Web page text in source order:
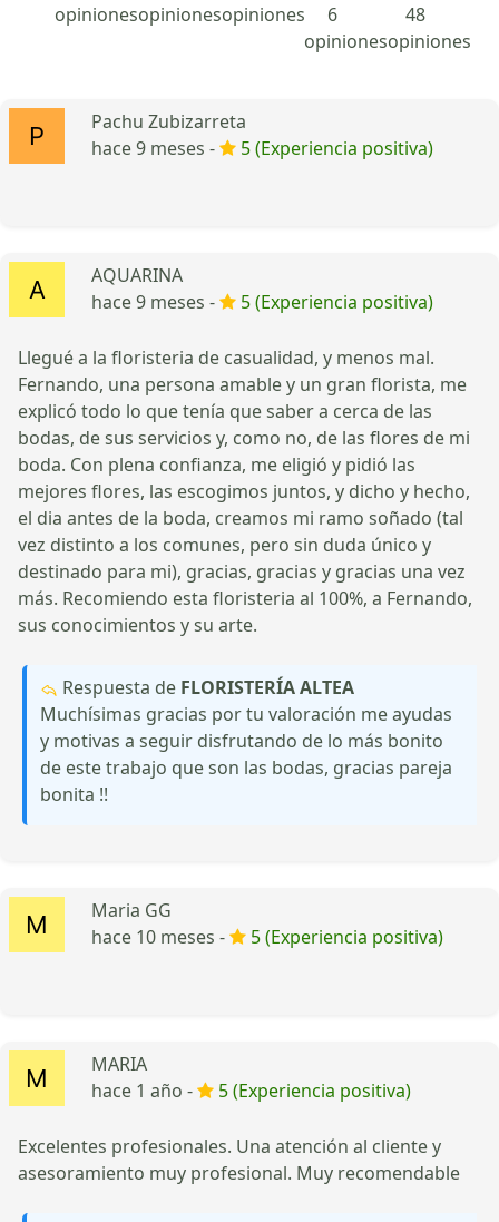
opinionesopinionesopiniones
6
opiniones
48
opiniones
Pachu Zubizarreta
hace 9 meses -
5 (Experiencia positiva)
AQUARINA
hace 9 meses -
5 (Experiencia positiva)
Llegué a la floristeria de casualidad, y menos mal.
Fernando, una persona amable y un gran florista, me
explicó todo lo que tenía que saber a cerca de las
bodas, de sus servicios y, como no, de las flores de mi
boda. Con plena confianza, me eligió y pidió las
mejores flores, las escogimos juntos, y dicho y hecho,
el dia antes de la boda, creamos mi ramo soñado (tal
vez distinto a los comunes, pero sin duda único y
destinado para mi), gracias, gracias y gracias una vez
más. Recomiendo esta floristeria al 100%, a Fernando,
sus conocimientos y su arte.
Respuesta de FLORISTERÍA ALTEA
Muchísimas gracias por tu valoración me ayudas
y motivas a seguir disfrutando de lo más bonito
de este trabajo que son las bodas, gracias pareja
bonita !!
Maria GG
hace 10 meses -
5 (Experiencia positiva)
MARIA
hace 1 año -
5 (Experiencia positiva)
Excelentes profesionales. Una atención al cliente y
asesoramiento muy profesional. Muy recomendable